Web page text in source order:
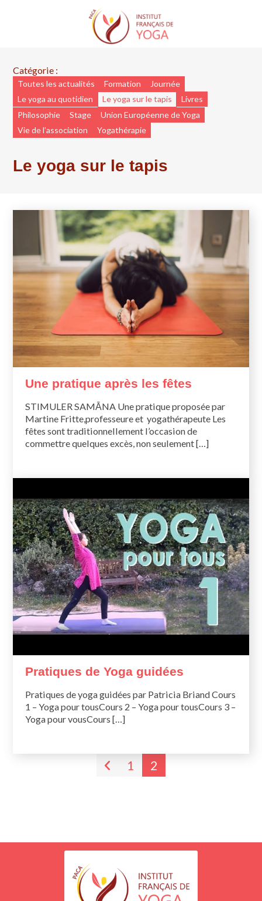
Qui sommes-nous
Bureau & CA
Nous contacter
Le yoga enseigné
Adhérer à l’IFY PACA
Associations partenaires
Trouver un cours
Trouver un stage
Trouver un séminaire
Trouver une formation
Pré-requis
Catégorie :
Toutes les actualités Formation
Journée
Le yoga au quotidien
Le yoga sur le tapis
Livres
Philosophie
Stage
Union Européenne de Yoga
Vie de l’association
Yogathérapie
Le yoga sur le tapis
Une pratique après les fêtes
STIMULER SAMĀNA Une pratique proposée par
Martine Fritte,professeure et yogathérapeute Les
fêtes sont traditionnellement l’occasion de
commettre quelques excès, non seulement […]
Pratiques de Yoga guidées
Pratiques de yoga guidées par Patricia Briand Cours
1 – Yoga pour tousCours 2 – Yoga pour tousCours 3 –
Yoga pour vousCours […]
1 2